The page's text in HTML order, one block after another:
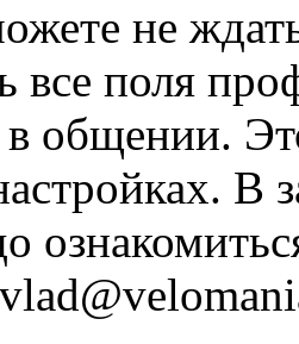
не
все поля
в общении.
В